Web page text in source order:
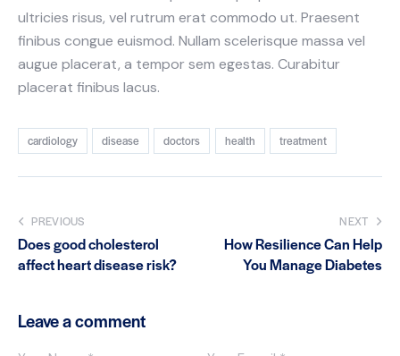
ultricies risus, vel rutrum erat commodo ut. Praesent
finibus congue euismod. Nullam scelerisque massa vel
augue placerat, a tempor sem egestas. Curabitur
placerat finibus lacus.
cardiology disease doctors health treatment
Post
navigation
PREVIOUS
Does good cholesterol
affect heart disease risk?
NEXT
How Resilience Can Help
You Manage Diabetes
Leave a comment